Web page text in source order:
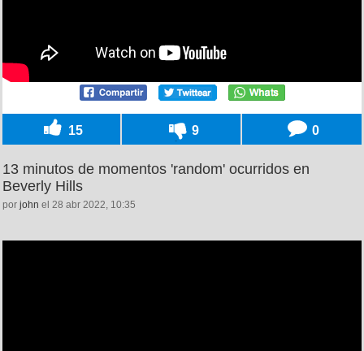
15 9 0
13 minutos de momentos 'random' ocurridos en
Beverly Hills
por john el 28 abr 2022, 10:35